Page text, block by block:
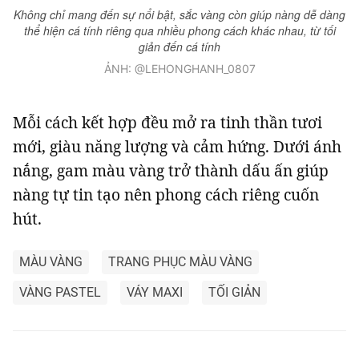
Không chỉ mang đến sự nổi bật, sắc vàng còn giúp nàng dễ dàng
thể hiện cá tính riêng qua nhiều phong cách khác nhau, từ tối
giản đến cá tính
ẢNH: @LEHONGHANH_0807
Mỗi cách kết hợp đều mở ra tinh thần tươi
mới, giàu năng lượng và cảm hứng. Dưới ánh
nắng, gam màu vàng trở thành dấu ấn giúp
nàng tự tin tạo nên phong cách riêng cuốn
hút.
MÀU VÀNG
TRANG PHỤC MÀU VÀNG
VÀNG PASTEL
VÁY MAXI TỐI GIẢN